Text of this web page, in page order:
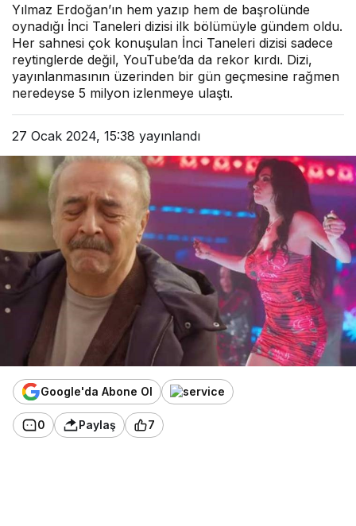
Yılmaz Erdoğan’ın hem yazıp hem de başrolünde
oynadığı İnci Taneleri dizisi ilk bölümüyle gündem oldu.
Her sahnesi çok konuşulan İnci Taneleri dizisi sadece
reytinglerde değil, YouTube’da da rekor kırdı. Dizi,
yayınlanmasının üzerinden bir gün geçmesine rağmen
neredeyse 5 milyon izlenmeye ulaştı.
27 Ocak 2024, 15:38 yayınlandı
Google'da Abone Ol
0 Paylaş 7